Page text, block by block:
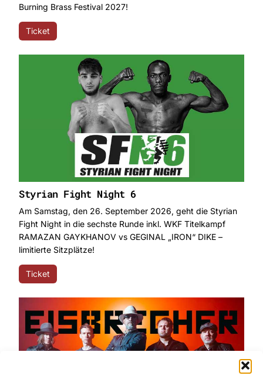
Burning Brass Festival 2027!
Ticket
Styrian Fight Night 6
Am Samstag, den 26. September 2026, geht die Styrian
Fight Night in die sechste Runde inkl. WKF Titelkampf
RAMAZAN GAYKHANOV vs GEGINAL „IRON“ DIKE –
limitierte Sitzplätze!
Ticket